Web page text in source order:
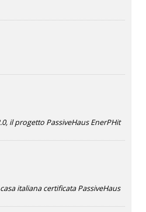
il progetto PassiveHaus EnerPHit
italiana certificata PassiveHaus